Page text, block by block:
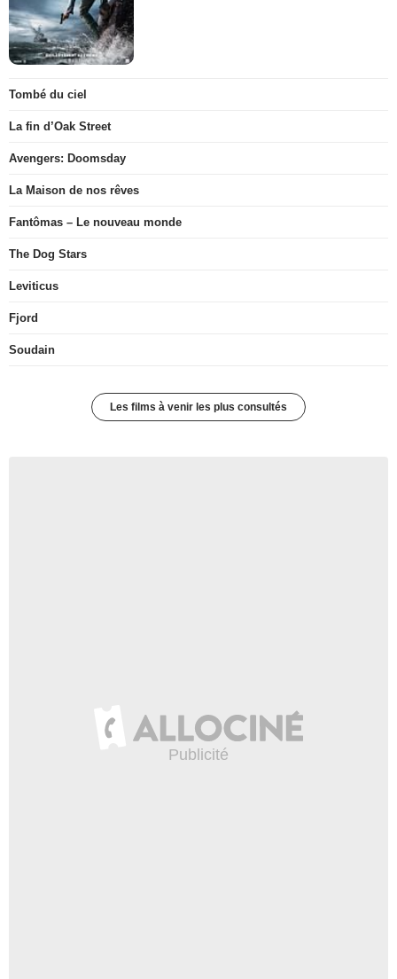
Tombé du ciel
La fin d’Oak Street
Avengers: Doomsday
La Maison de nos rêves
Fantômas – Le nouveau monde
The Dog Stars
Leviticus
Fjord
Soudain
Les films à venir les plus consultés